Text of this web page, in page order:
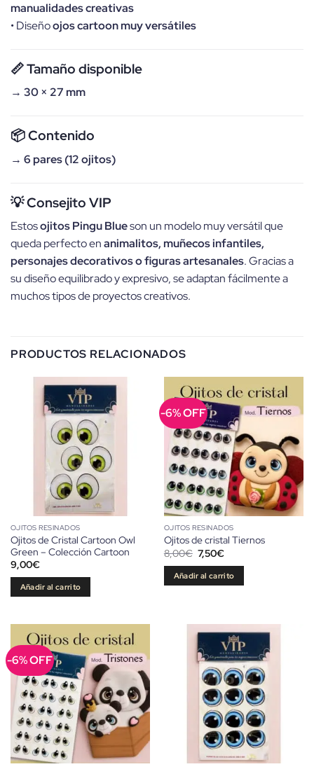
manualidades creativas
• Diseñoojos cartoon muy versátiles
📏 Tamaño disponible
→ 30 × 27 mm
📦 Contenido
→ 6 pares (12 ojitos)
💡 Consejito VIP
Estosojitos Pingu Blueson un modelo muy versátil que
queda perfecto enanimalitos, muñecos infantiles,
personajes decorativos o figuras artesanales. Gracias a
su diseño equilibrado y expresivo, se adaptan fácilmente a
muchos tipos de proyectos creativos.
PRODUCTOS RELACIONADOS
OJITOS RESINADOS
Ojitos de Cristal Cartoon Owl
Green – Colección Cartoon
9,00€
Añadir al carrito
-6% OFF
OJITOS RESINADOS
Ojitos de cristal Tiernos
8,00€ El
precio
original
era:
8,00€.
7,50€El
actual
es:
7,50€.
Añadir al carrito
-6% OFF